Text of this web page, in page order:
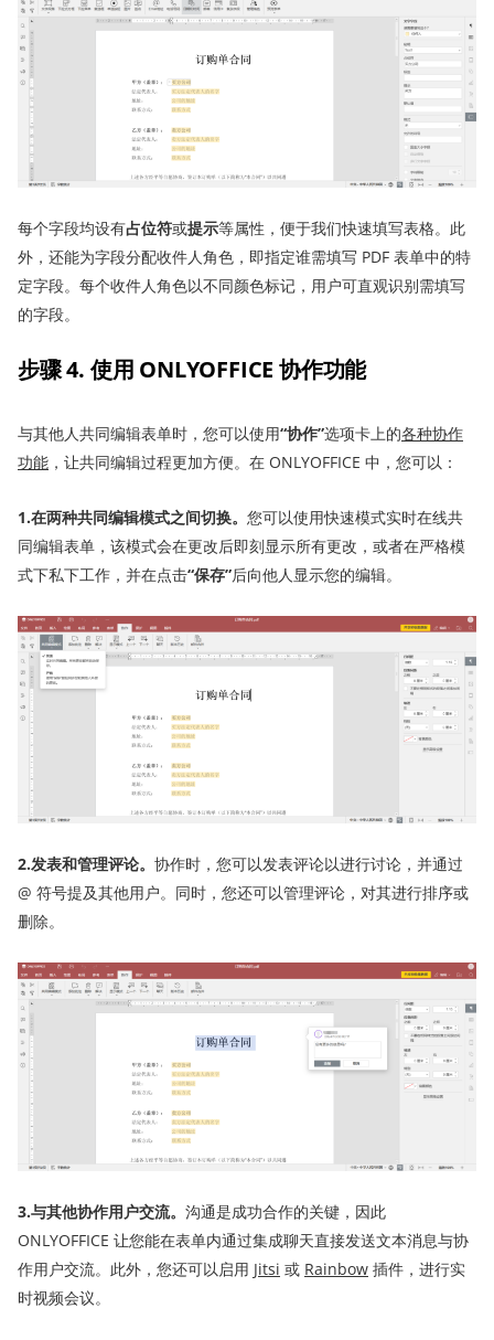
每个字段均设有占位符或提示等属性，便于我们快速填写表格。此
外，还能为字段分配收件人角色，即指定谁需填写 PDF 表单中的特
定字段。每个收件人角色以不同颜色标记，用户可直观识别需填写
的字段。
步骤 4. 使用 ONLYOFFICE 协作功能
与其他人共同编辑表单时，您可以使用“协作”选项卡上的各种协作
功能 ，让共同编辑过程更加方便。在 ONLYOFFICE 中，您可以：
1.在两种共同编辑模式之间切换。 您可以使用快速模式实时在线共
同编辑表单，该模式会在更改后即刻显示所有更改，或者在严格模
式下私下工作，并在点击“保存”后向他人显示您的编辑。
2.发表和管理评论。 协作时，您可以发表评论以进行讨论，并通过
@ 符号提及其他用户。同时，您还可以管理评论，对其进行排序或
删除。
3.与其他协作用户交流。 沟通是成功合作的关键，因此
ONLYOFFICE 让您能在表单内通过集成聊天直接发送文本消息与协
作用户交流。此外，您还可以启用 Jitsi 或 Rainbow 插件，进行实
时视频会议。